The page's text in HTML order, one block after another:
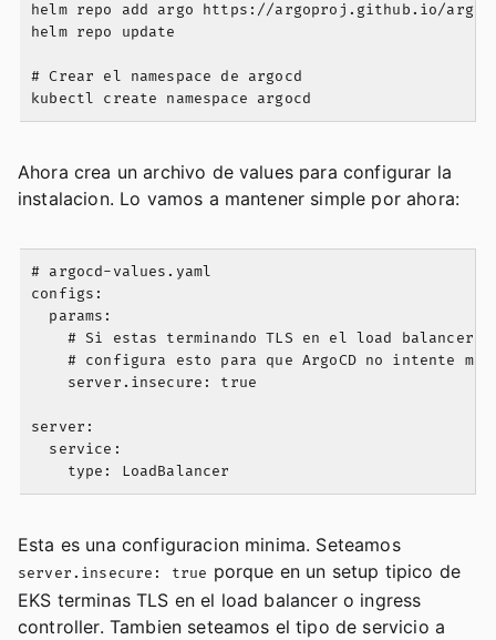
helm repo add argo https://argoproj.github.io/argo-
helm repo update
# Crear el namespace de argocd
Ahora crea un archivo de values para configurar la
instalacion. Lo vamos a mantener simple por ahora:
# argocd-values.yaml
configs:
  params:
# Si estas terminando TLS en el load balancer
# configura esto para que ArgoCD no intente
    server.insecure: true
server:
  service:
Esta es una configuracion minima. Seteamos
server.insecure: true porque en un setup tipico de
EKS terminas TLS en el load balancer o ingress
controller. Tambien seteamos el tipo de servicio a